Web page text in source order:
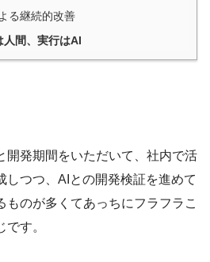
る継続的改善
人間、実行はAI
開発期間をいただいて、社内で活
しつつ、AIとの開発検証を進めて
ものが多くてあっちにフラフラこ
す。